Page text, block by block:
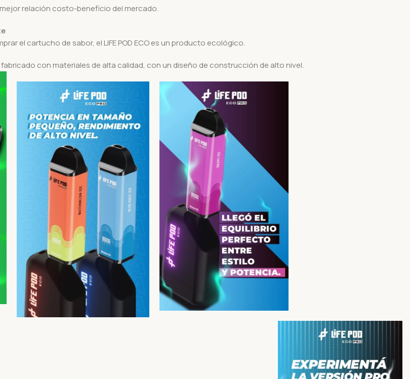
mejor relación costo-beneficio del mercado.
el cartucho de sabor, el LIFE POD ECO es un producto ecológico.
con materiales de alta calidad, con un diseño de construcción de alto nivel.